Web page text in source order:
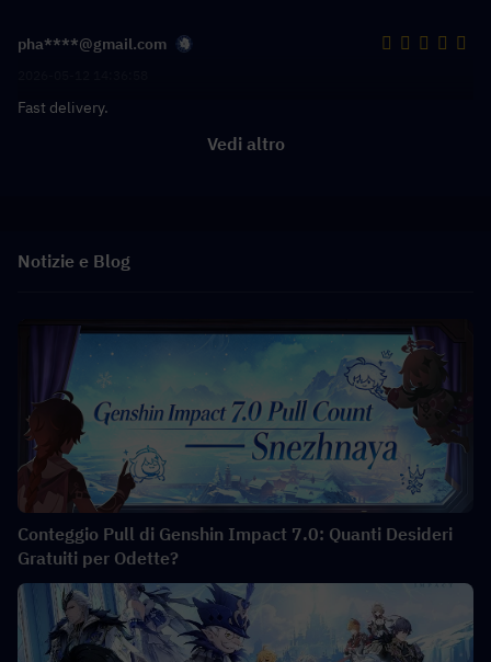
pha****@gmail.com
Fast delivery.
Vedi altro
Notizie e Blog
Conteggio Pull di Genshin Impact 7.0: Quanti Desideri
Gratuiti per Odette?